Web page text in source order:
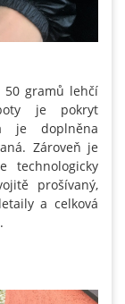
gramů lehčí
je pokryt
je doplněna
Zároveň je
technologicky
prošívaný,
a celková